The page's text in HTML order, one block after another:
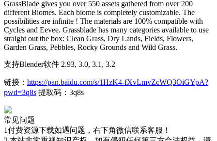
GrassBlade gives you over 550 assets gathered from over 200
different Biomes. Each biome is completely customizable. The
possibilities are infinite ! The materials are 100% compatible with
Cycles and Eevee. Grassblade has many categories available to use
straight out the box: Clean Grass, Dry Lands, Fields, Flowers,
Garden Grass, Pebbles, Rocky Grounds and Wild Grass.
支持Blender软件 2.93, 3.0, 3.1, 3.2
链接： https://pan.baidu.com/s/1HzK4-fXvLmvZcWQ3OiGYpA?
pwd=3q8s 提取码：3q8s
常见问题
1付费资源下载如遇问题，右下角微信联系客服！